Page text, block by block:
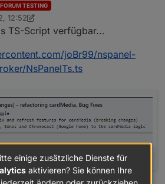
FORUM TESTING
12:52
TS-Script verfügbar...
joBr99/nspanel-
NsPanelTs.ts
einige zusätzliche Dienste für
aktivieren? Sie können Ihre